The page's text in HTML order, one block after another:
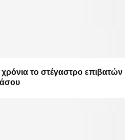
το στέγαστρο επιβατών